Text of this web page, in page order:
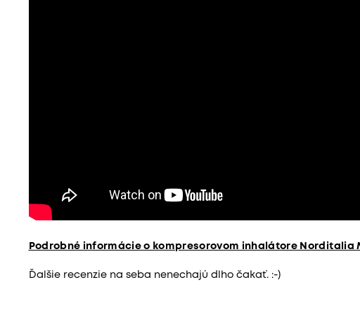
Podrobné informácie o kompresorovom inhalátore Norditalia
Ďalšie recenzie na seba nenechajú dlho čakať. :-)